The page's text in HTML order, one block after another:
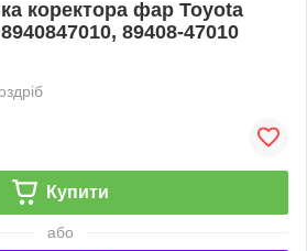
коректора фар Toyota
89408-47010
Купити
або